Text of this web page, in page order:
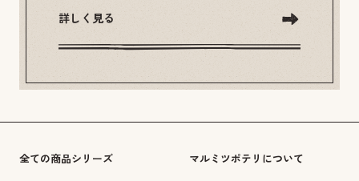
詳しく見る
全ての商品シリーズ マルミツポテリについて